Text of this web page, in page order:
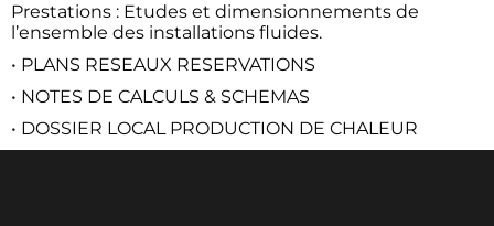
Prestations : Etudes et dimensionnements de
l’ensemble des installations fluides.
• PLANS RESEAUX RESERVATIONS
• NOTES DE CALCULS & SCHEMAS
• DOSSIER LOCAL PRODUCTION DE CHALEUR